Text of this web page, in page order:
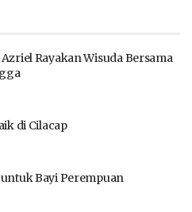
Rayakan Wisuda Bersama
di Cilacap
untuk Bayi Perempuan